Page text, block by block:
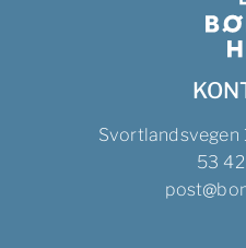
Svortlandsvegen
53